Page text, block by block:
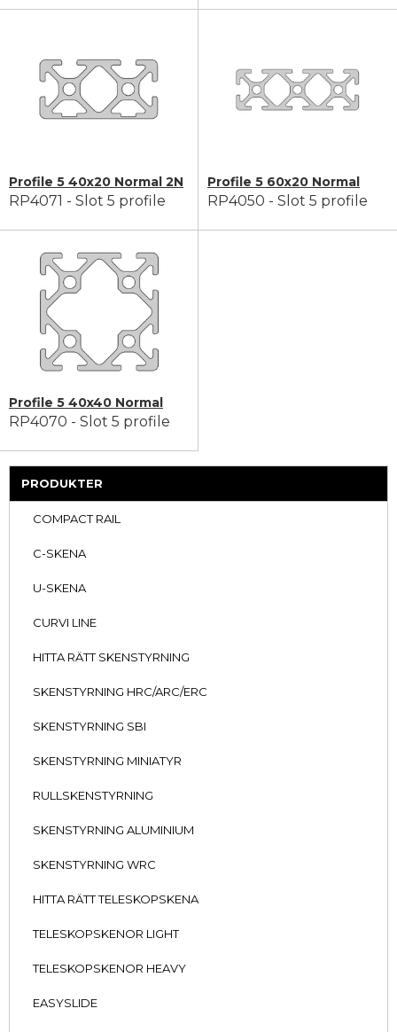
PRODUKTER
COMPACT RAIL
C-SKENA
U-SKENA
CURVI LINE
HITTA RÄTT SKENSTYRNING
SKENSTYRNING HRC/ARC/ERC
SKENSTYRNING SBI
SKENSTYRNING MINIATYR
RULLSKENSTYRNING
SKENSTYRNING ALUMINIUM
SKENSTYRNING WRC
HITTA RÄTT TELESKOPSKENA
TELESKOPSKENOR LIGHT
TELESKOPSKENOR HEAVY
EASYSLIDE
Profile 5 40x20 Normal 2N
RP4071 - Slot 5 profile
Profile 5 60x20 Normal
RP4050 - Slot 5 profile
Profile 5 40x40 Normal
RP4070 - Slot 5 profile